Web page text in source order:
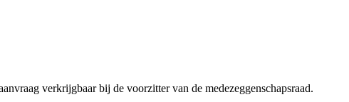
verkrijgbaar bij de voorzitter van de medezeggenschapsraad.